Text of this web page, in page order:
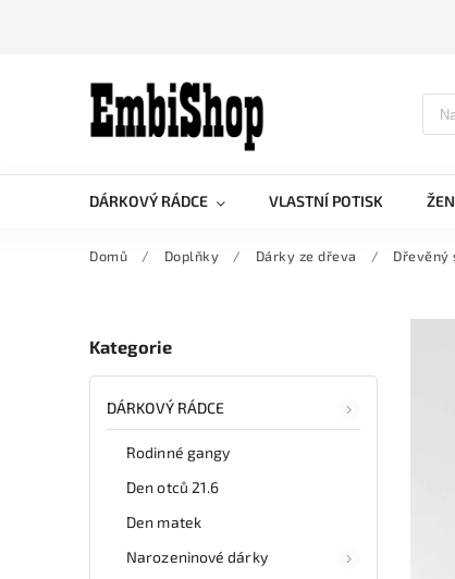
DÁRKOVÝ RÁDCE VLASTNÍ POTISK
Domů / Doplňky / Dárky ze dřeva / Dřevěný
Kategorie
DÁRKOVÝ RÁDCE
Rodinné gangy
Den otců 21.6
Den matek
Narozeninové dárky